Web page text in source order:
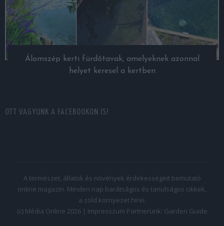
Álomszép kerti fürdőtavak, amelyeknek azonnal
helyet keresel a kertben
OTT VAGYUNK A FACEBOOKON IS!
A természet, állatok és növények érdekességeit bemutató
online magazin. Minden nap barátságos és tanulságos cikkek,
a zöld környezet hírei.
(c) Média Online 2026 | Impresszum Partnerünk: Garden Guide